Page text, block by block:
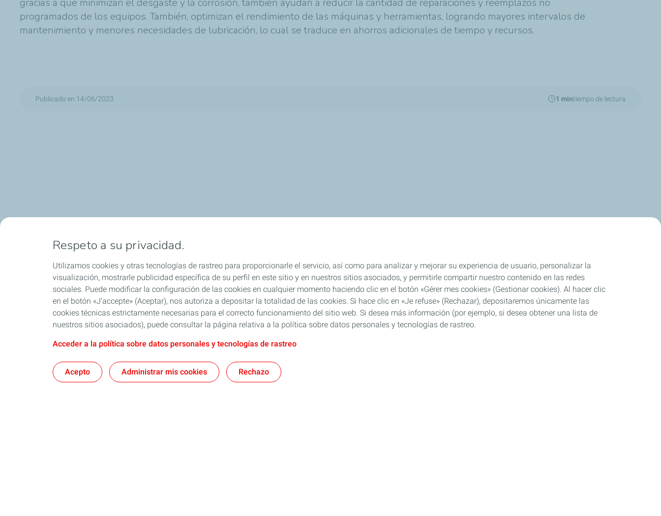
programados de los equipos. También, optimizan el rendimiento de las máquinas y herramientas, logrando mayores intervalos de
mantenimiento y menores necesidades de lubricación, lo cual se traduce en ahorros adicionales de tiempo y recursos.
Publicado en 14/06/2023 1 mintiempo de lectura
Respeto a su privacidad.
Utilizamos cookies y otras tecnologías de rastreo para proporcionarle el servicio, así como para analizar y mejorar su experiencia de usuario, personalizar la
visualización, mostrarle publicidad específica de su perfil en este sitio y en nuestros sitios asociados, y permitirle compartir nuestro contenido en las redes
sociales. Puede modificar la configuración de las cookies en cualquier momento haciendo clic en el botón «Gérer mes cookies» (Gestionar cookies). Al hacer clic
en el botón «J’accepte» (Aceptar), nos autoriza a depositar la totalidad de las cookies. Si hace clic en «Je refuse» (Rechazar), depositaremos únicamente las
cookies técnicas estrictamente necesarias para el correcto funcionamiento del sitio web. Si desea más información (por ejemplo, si desea obtener una lista de
nuestros sitios asociados), puede consultar la página relativa a la política sobre datos personales y tecnologías de rastreo.
Acceder a la política sobre datos personales y tecnologías de rastreo
Acepto Administrar mis cookies Rechazo